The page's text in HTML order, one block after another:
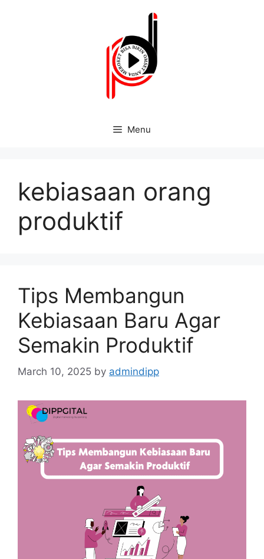
Menu
kebiasaan orang
produktif
Tips Membangun
Kebiasaan Baru Agar
Semakin Produktif
March 10, 2025 by admindipp